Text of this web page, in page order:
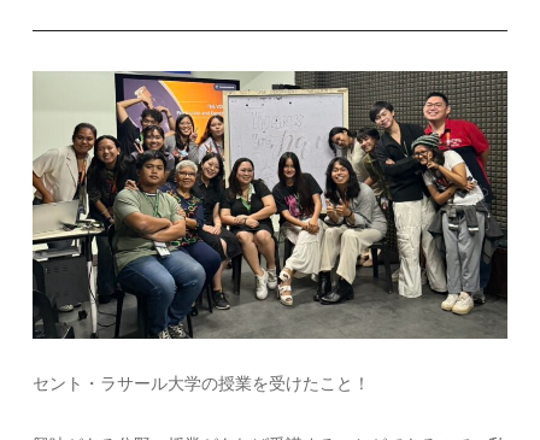
セント・ラサール大学の授業を受けたこと！